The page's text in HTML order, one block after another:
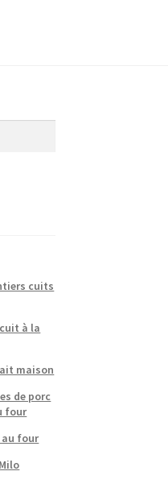
cuits
à la
maison
de porc
four
au four